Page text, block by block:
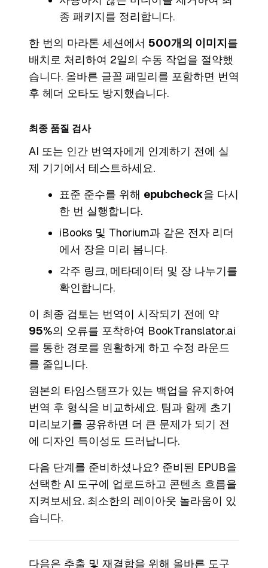
종 패키지를 정리합니다.
한 번의 마라톤 세션에서 500개의 이미지 를
배치로 처리하여 2일의 수동 작업을 절약했
습니다. 올바른 글꼴 패밀리를 포함하면 번역
후 헤더 오타도 방지했습니다.
최종 품질 검사
AI 또는 인간 번역자에게 인계하기 전에 실
제 기기에서 테스트하세요.
표준 준수를 위해 epubcheck을 다시
한 번 실행합니다.
iBooks 및 Thorium과 같은 전자 리더
에서 장을 미리 봅니다.
각주 링크, 메타데이터 및 장 나누기를
확인합니다.
이 최종 검토는 번역이 시작되기 전에 약
95%의 오류를 포착하여 BookTranslator.ai
를 통한 경로를 원활하게 하고 수정 라운드
를 줄입니다.
원본의 타임스탬프가 있는 백업을 유지하여
번역 후 형식을 비교하세요. 팀과 함께 초기
미리보기를 공유하면 더 큰 문제가 되기 전
에 디자인 특이성도 드러납니다.
다음 단계를 준비하셨나요? 준비된 EPUB을
선택한 AI 도구에 업로드하고 콘텐츠 흐름을
지켜보세요. 최소한의 레이아웃 놀라움이 있
습니다.
다음은 추출 및 재결합을 위해 올바른 도구